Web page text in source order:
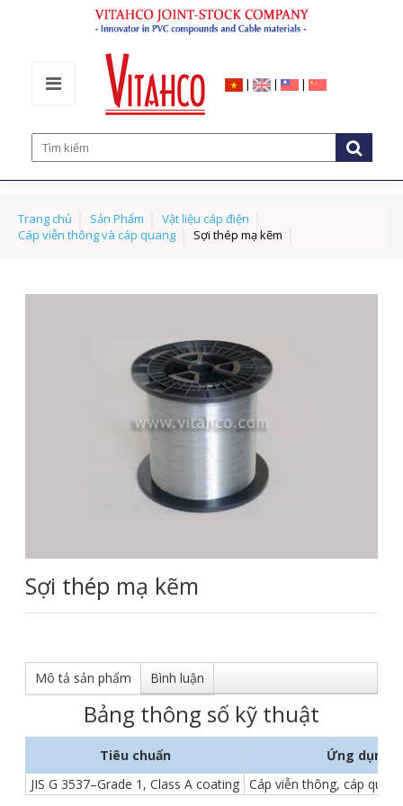
| | |
Trang chủ Sản Phẩm
Vật liệu cáp điện
Cáp viễn thông và cáp quang
Sợi thép mạ kẽm
Sợi thép mạ kẽm
Mô tả sản phẩm Bình luận
Bảng thông số kỹ thuật
Tiêu chuẩn
Ứng dụng
JIS G 3537–Grade 1, Class A coating Cáp viễn thông, cáp